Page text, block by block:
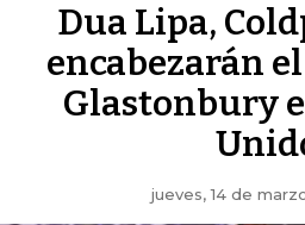
Dua Lipa,
encabezarán
Glastonbury
jueves, 14 de